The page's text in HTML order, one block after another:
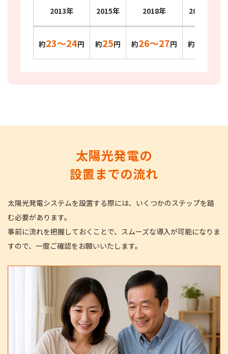
2013年 2015年 2018年 2020年
約23〜24円 約25円 約26〜27円 約
太陽光発電の
設置までの流れ
太陽光発電システムを設置する際には、いくつかのステップを踏
む必要があります。
事前に流れを把握しておくことで、スムーズな導入が可能になりま
すので、一度ご確認をお願いいたします。